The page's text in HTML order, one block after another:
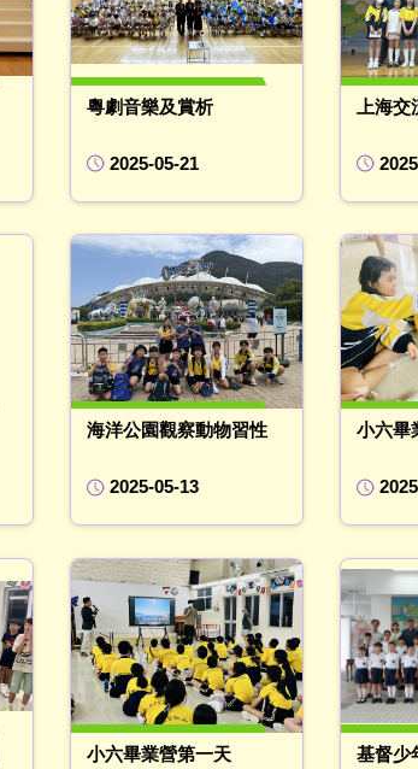
粵劇音樂及賞析
2025-05-21
上海
海洋公園觀察動物習性
2025-05-13
小六畢
小六畢業營第一天 基督少